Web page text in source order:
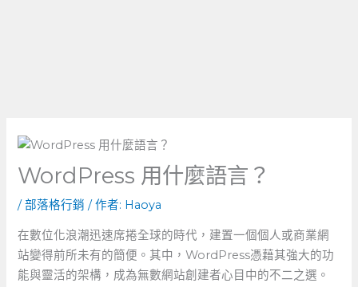
WordPress 用什麼語言？
/部落格行銷 / 作者: Haoya
在數位化浪潮迅速席捲全球的時代，建置一個個人或商業網
站變得前所未有的簡便。其中，WordPress憑藉其強大的功
能與靈活的架構，成為無數網站創建者心目中的不二之選。